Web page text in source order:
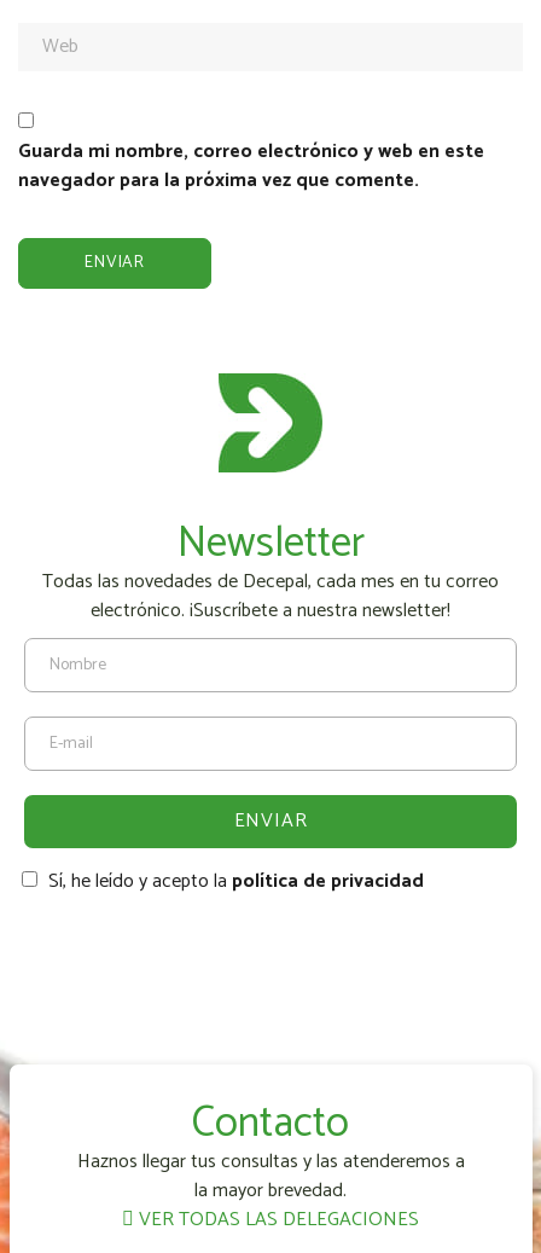
Guarda mi nombre, correo electrónico y web en este
navegador para la próxima vez que comente.
Newsletter
Todas las novedades de Decepal, cada mes en tu correo
electrónico. ¡Suscríbete a nuestra newsletter!
Sí, he leído y acepto la política de privacidad
Contacto
Haznos llegar tus consultas y las atenderemos a
la mayor brevedad.
VER TODAS LAS DELEGACIONES